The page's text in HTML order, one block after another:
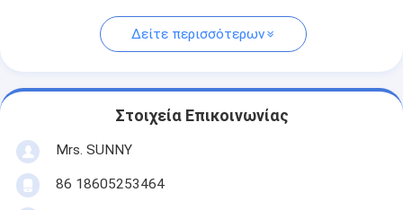
Δείτε περισσότερων
Στοιχεία Επικοινωνίας
Mrs. SUNNY
86 18605253464